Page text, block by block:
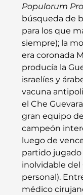
Populorum
búsqueda de
para los que
siempre); la
era coronada
producía la
israelíes y
vacuna
el Che
gran equipo
campeón
luego de
partido
inolvidable del
personal).
médico